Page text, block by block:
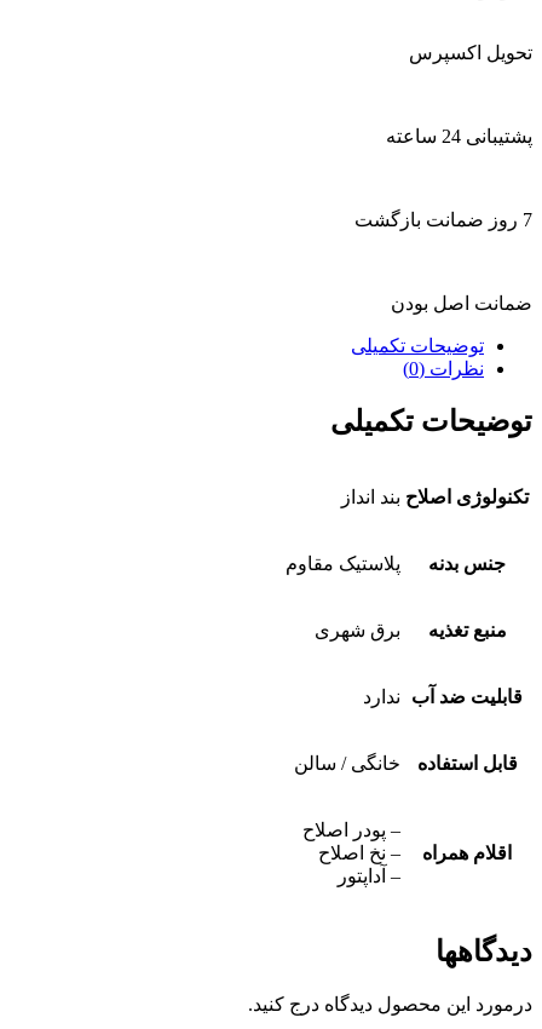
تحویل اکسپرس
پشتیبانی 24 ساعته
7 روز ضمانت بازگشت
ضمانت اصل بودن
توضیحات تکمیلی
نظرات (0)
توضیحات تکمیلی
تکنولوژی اصلاح بند انداز
جنس بدنه پلاستیک مقاوم
منبع تغذیه برق شهری
قابلیت ضد آب ندارد
قابل استفاده خانگی / سالن
اقلام همراه
– پودر اصلاح
– نخ اصلاح
– آداپتور
دیدگاهها
درمورد این محصول دیدگاه درج کنید.